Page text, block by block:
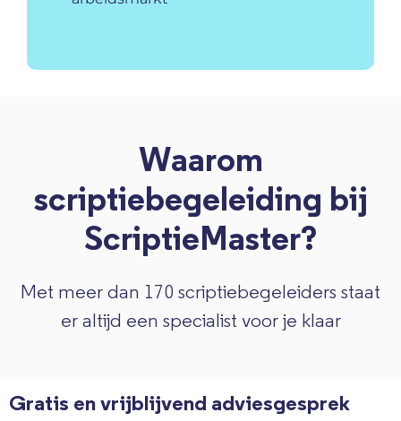
Waarom
scriptiebegeleiding bij
ScriptieMaster?
Met meer dan 170 scriptiebegeleiders staat
er altijd een specialist voor je klaar
Gratis en vrijblijvend adviesgesprek